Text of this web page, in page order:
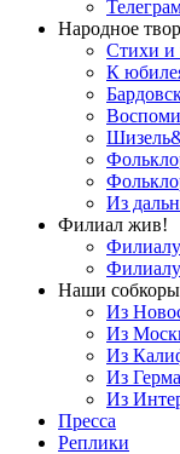
Народное
Стихи и
К
Из
Филиал жив!
Наши
Из
Из
Из
Из
Из
Пресса
Реплики